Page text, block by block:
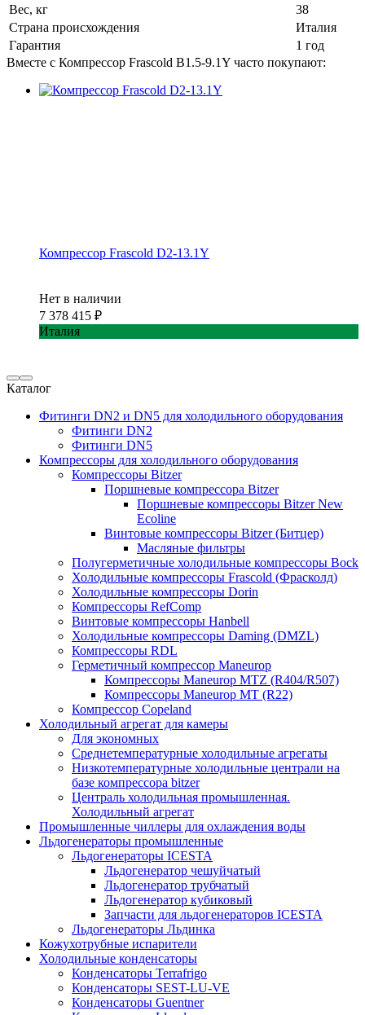
Вес, кг
38
Страна происхождения
Италия
Гарантия
1 год
Вместе с Компрессор Frascold B1.5-9.1Y часто покупают:
Компрессор Frascold D2-13.1Y
Нет в наличии
7 378 415 ₽
Италия
Каталог
Фитинги DN2 и DN5 для холодильного оборудования
Фитинги DN2
Фитинги DN5
Компрессоры для холодильного оборудования
Компрессоры Bitzer
Поршневые компрессора Bitzer
Поршневые компрессоры Bitzer New
Ecoline
Винтовые компрессоры Bitzer (Битцер)
Масляные фильтры
Полугерметичные холодильные компрессоры Bock
Холодильные компрессоры Frascold (Фрасколд)
Холодильные компрессоры Dorin
Компрессоры RefComp
Винтовые компрессоры Hanbell
Холодильные компрессоры Daming (DMZL)
Компрессоры RDL
Герметичный компрессор Maneurop
Компрессоры Maneurop MTZ (R404/R507)
Компрессоры Maneurop MT (R22)
Компрессор Copeland
Холодильный агрегат для камеры
Для экономных
Среднетемпературные холодильные агрегаты
Низкотемпературные холодильные централи на
базе компрессора bitzer
Централь холодильная промышленная.
Холодильный агрегат
Промышленные чиллеры для охлаждения воды
Льдогенераторы промышленные
Льдогенераторы ICESTA
Льдогенератор чешуйчатый
Льдогенератор трубчатый
Льдогенератор кубиковый
Запчасти для льдогенераторов ICESTA
Льдогенераторы Льдинка
Кожухотрубные испарители
Холодильные конденсаторы
Конденсаторы Terrafrigo
Конденсаторы SEST-LU-VE
Конденсаторы Guentner